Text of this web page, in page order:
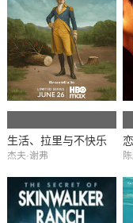
生活、拉里与不快乐
杰夫·谢弗